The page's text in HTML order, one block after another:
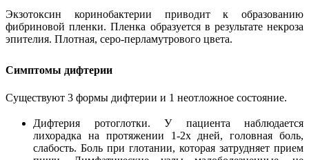
Экзотоксин коринобактерии приводит к образованию
фибриновой пленки. Пленка образуется в результате некроза
эпителия. Плотная, серо-перламутрового цвета.
Симптомы дифтерии
Существуют 3 формы дифтерии и 1 неотложное состояние.
Дифтерия ротоглотки. У пациента наблюдается
лихорадка на протяжении 1-2х дней, головная боль,
слабость. Боль при глотании, которая затрудняет прием